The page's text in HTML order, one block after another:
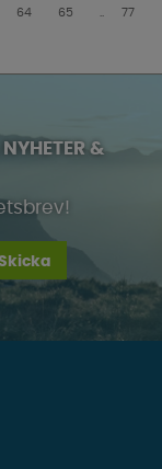
64 65 77
&